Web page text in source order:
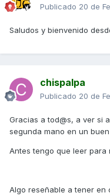
Publicado 20 de
Saludos y bienvenido
chispalpa
Publicado 20 de
Gracias a tod@s, a ver si
segunda mano en un
Antes tengo que leer para
Algo reseñable a tener en